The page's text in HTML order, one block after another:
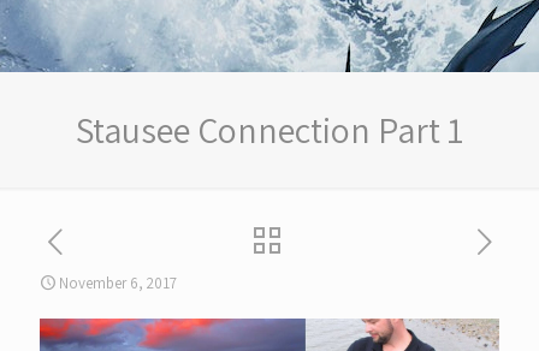
Stausee Connection Part 1
November 6, 2017